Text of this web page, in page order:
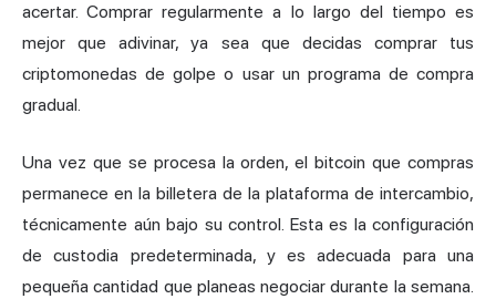
acertar. Comprar regularmente a lo largo del tiempo es
mejor que adivinar, ya sea que decidas comprar tus
criptomonedas de golpe o usar un programa de compra
gradual.
Una vez que se procesa la orden, el bitcoin que compras
permanece en la billetera de la plataforma de intercambio,
técnicamente aún bajo su control. Esta es la configuración
de custodia predeterminada, y es adecuada para una
pequeña cantidad que planeas negociar durante la semana.